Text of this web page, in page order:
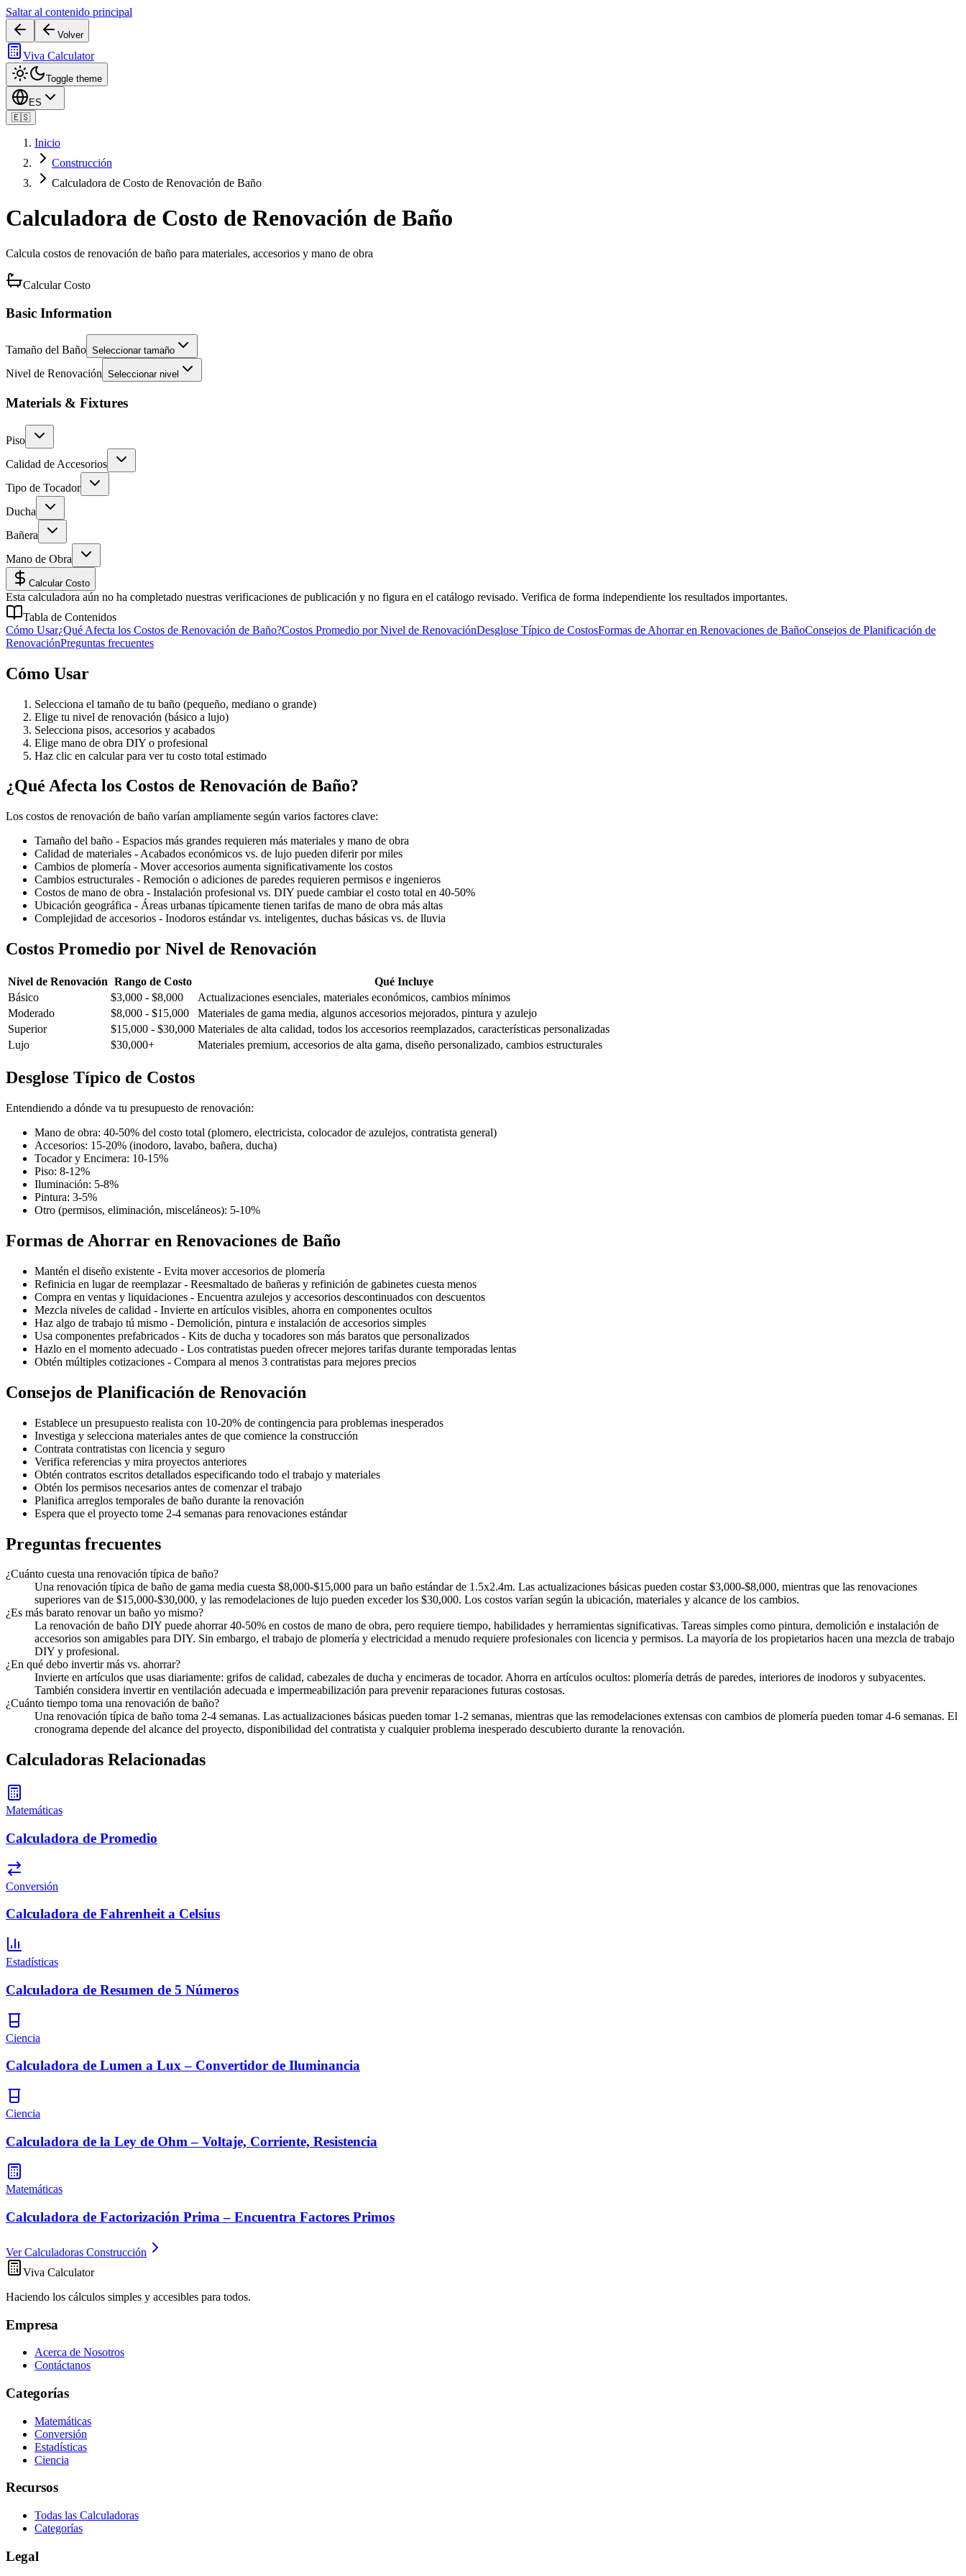
Saltar al contenido principal
Volver
Viva Calculator
Toggle theme
ES
🇪🇸
Inicio
Construcción
Calculadora de Costo de Renovación de Baño
Calculadora de Costo de Renovación de Baño
Calcula costos de renovación de baño para materiales, accesorios y mano de obra
Calcular Costo
Basic Information
Tamaño del Baño Seleccionar tamaño
Nivel de Renovación Seleccionar nivel
Materials & Fixtures
Piso
Calidad de Accesorios
Tipo de Tocador
Ducha
Bañera
Mano de Obra
Calcular Costo
Esta calculadora aún no ha completado nuestras verificaciones de publicación y no figura en el catálogo revisado. Verifica de forma independiente los resultados importantes.
Tabla de Contenidos
Cómo Usar¿Qué Afecta los Costos de Renovación de Baño?Costos Promedio por Nivel de RenovaciónDesglose Típico de CostosFormas de Ahorrar en Renovaciones de BañoConsejos de Planificación de
RenovaciónPreguntas frecuentes
Cómo Usar
Selecciona el tamaño de tu baño (pequeño, mediano o grande)
Elige tu nivel de renovación (básico a lujo)
Selecciona pisos, accesorios y acabados
Elige mano de obra DIY o profesional
Haz clic en calcular para ver tu costo total estimado
¿Qué Afecta los Costos de Renovación de Baño?
Los costos de renovación de baño varían ampliamente según varios factores clave:
Tamaño del baño - Espacios más grandes requieren más materiales y mano de obra
Calidad de materiales - Acabados económicos vs. de lujo pueden diferir por miles
Cambios de plomería - Mover accesorios aumenta significativamente los costos
Cambios estructurales - Remoción o adiciones de paredes requieren permisos e ingenieros
Costos de mano de obra - Instalación profesional vs. DIY puede cambiar el costo total en 40-50%
Ubicación geográfica - Áreas urbanas típicamente tienen tarifas de mano de obra más altas
Complejidad de accesorios - Inodoros estándar vs. inteligentes, duchas básicas vs. de lluvia
Costos Promedio por Nivel de Renovación
Nivel de Renovación Rango de Costo
Qué Incluye
Básico
$3,000 - $8,000
Actualizaciones esenciales, materiales económicos, cambios mínimos
Moderado
$8,000 - $15,000
Materiales de gama media, algunos accesorios mejorados, pintura y azulejo
Superior
$15,000 - $30,000 Materiales de alta calidad, todos los accesorios reemplazados, características personalizadas
Lujo
$30,000+ Materiales premium, accesorios de alta gama, diseño personalizado, cambios estructurales
Desglose Típico de Costos
Entendiendo a dónde va tu presupuesto de renovación:
Mano de obra: 40-50% del costo total (plomero, electricista, colocador de azulejos, contratista general)
Accesorios: 15-20% (inodoro, lavabo, bañera, ducha)
Tocador y Encimera: 10-15%
Piso: 8-12%
Iluminación: 5-8%
Pintura: 3-5%
Otro (permisos, eliminación, misceláneos): 5-10%
Formas de Ahorrar en Renovaciones de Baño
Mantén el diseño existente - Evita mover accesorios de plomería
Refinicia en lugar de reemplazar - Reesmaltado de bañeras y refinición de gabinetes cuesta menos
Compra en ventas y liquidaciones - Encuentra azulejos y accesorios descontinuados con descuentos
Mezcla niveles de calidad - Invierte en artículos visibles, ahorra en componentes ocultos
Haz algo de trabajo tú mismo - Demolición, pintura e instalación de accesorios simples
Usa componentes prefabricados - Kits de ducha y tocadores son más baratos que personalizados
Hazlo en el momento adecuado - Los contratistas pueden ofrecer mejores tarifas durante temporadas lentas
Obtén múltiples cotizaciones - Compara al menos 3 contratistas para mejores precios
Consejos de Planificación de Renovación
Establece un presupuesto realista con 10-20% de contingencia para problemas inesperados
Investiga y selecciona materiales antes de que comience la construcción
Contrata contratistas con licencia y seguro
Verifica referencias y mira proyectos anteriores
Obtén contratos escritos detallados especificando todo el trabajo y materiales
Obtén los permisos necesarios antes de comenzar el trabajo
Planifica arreglos temporales de baño durante la renovación
Espera que el proyecto tome 2-4 semanas para renovaciones estándar
Preguntas frecuentes
¿Cuánto cuesta una renovación típica de baño?
Una renovación típica de baño de gama media cuesta $8,000-$15,000 para un baño estándar de 1.5x2.4m. Las actualizaciones básicas pueden costar $3,000-$8,000, mientras que las renovaciones
superiores van de $15,000-$30,000, y las remodelaciones de lujo pueden exceder los $30,000. Los costos varían según la ubicación, materiales y alcance de los cambios.
¿Es más barato renovar un baño yo mismo?
La renovación de baño DIY puede ahorrar 40-50% en costos de mano de obra, pero requiere tiempo, habilidades y herramientas significativas. Tareas simples como pintura, demolición e instalación de
accesorios son amigables para DIY. Sin embargo, el trabajo de plomería y electricidad a menudo requiere profesionales con licencia y permisos. La mayoría de los propietarios hacen una mezcla de trabajo
DIY y profesional.
¿En qué debo invertir más vs. ahorrar?
Invierte en artículos que usas diariamente: grifos de calidad, cabezales de ducha y encimeras de tocador. Ahorra en artículos ocultos: plomería detrás de paredes, interiores de inodoros y subyacentes.
También considera invertir en ventilación adecuada e impermeabilización para prevenir reparaciones futuras costosas.
¿Cuánto tiempo toma una renovación de baño?
Una renovación típica de baño toma 2-4 semanas. Las actualizaciones básicas pueden tomar 1-2 semanas, mientras que las remodelaciones extensas con cambios de plomería pueden tomar 4-6 semanas. El
cronograma depende del alcance del proyecto, disponibilidad del contratista y cualquier problema inesperado descubierto durante la renovación.
Calculadoras Relacionadas
Matemáticas
Calculadora de Promedio
Conversión
Calculadora de Fahrenheit a Celsius
Estadísticas
Calculadora de Resumen de 5 Números
Ciencia
Calculadora de Lumen a Lux – Convertidor de Iluminancia
Ciencia
Calculadora de la Ley de Ohm – Voltaje, Corriente, Resistencia
Matemáticas
Calculadora de Factorización Prima – Encuentra Factores Primos
Ver Calculadoras Construcción
Viva Calculator
Haciendo los cálculos simples y accesibles para todos.
Empresa
Acerca de Nosotros
Contáctanos
Categorías
Matemáticas
Conversión
Estadísticas
Ciencia
Recursos
Todas las Calculadoras
Categorías
Legal